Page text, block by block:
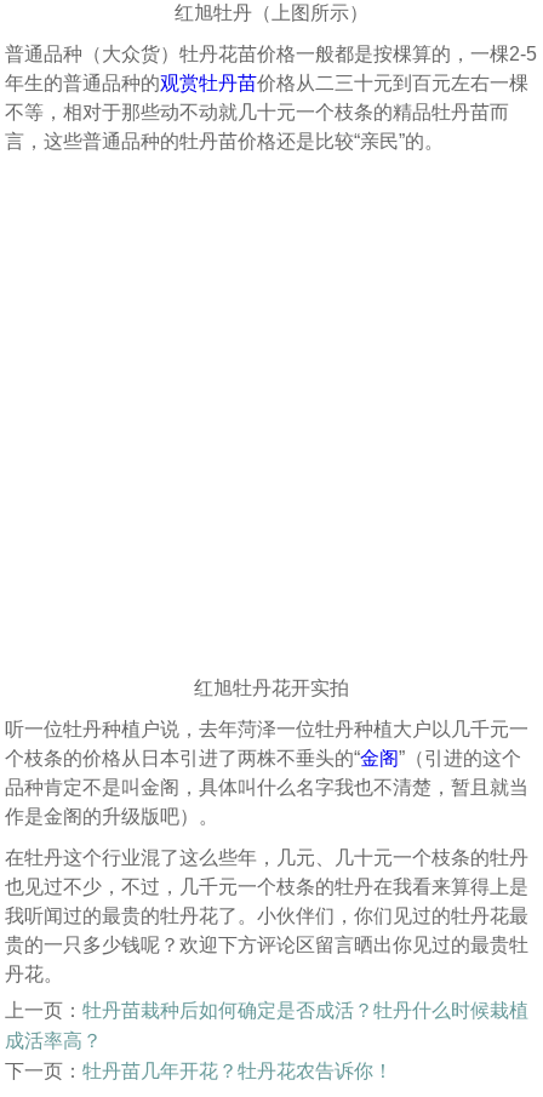
红旭牡丹（上图所示）
普通品种（大众货）牡丹花苗价格一般都是按棵算的，一棵2-5
年生的普通品种的观赏牡丹苗价格从二三十元到百元左右一棵
不等，相对于那些动不动就几十元一个枝条的精品牡丹苗而
言，这些普通品种的牡丹苗价格还是比较“亲民”的。
红旭牡丹花开实拍
听一位牡丹种植户说，去年菏泽一位牡丹种植大户以几千元一
个枝条的价格从日本引进了两株不垂头的“金阁”（引进的这个
品种肯定不是叫金阁，具体叫什么名字我也不清楚，暂且就当
作是金阁的升级版吧）。
在牡丹这个行业混了这么些年，几元、几十元一个枝条的牡丹
也见过不少，不过，几千元一个枝条的牡丹在我看来算得上是
我听闻过的最贵的牡丹花了。小伙伴们，你们见过的牡丹花最
贵的一只多少钱呢？欢迎下方评论区留言晒出你见过的最贵牡
丹花。
上一页：牡丹苗栽种后如何确定是否成活？牡丹什么时候栽植
成活率高？
下一页：牡丹苗几年开花？牡丹花农告诉你！